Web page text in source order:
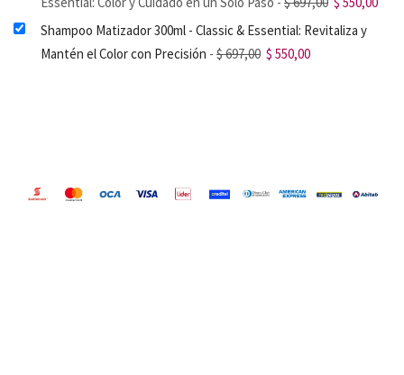
Shampoo Matizador 300ml - Classic & Essential: Revitaliza y
Mantén el Color con Precisión - $697,00 $ 550,00